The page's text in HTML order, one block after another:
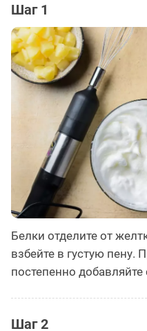
Шаг 1
Белки отделите от
взбейте в густую пену.
постепенно добавляйте
Шаг 2